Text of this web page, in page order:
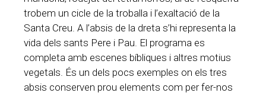
trobem un cicle de la troballa i l’exaltació de la
Santa Creu. A l’absis de la dreta s’hi representa la
vida dels sants Pere i Pau. El programa es
completa amb escenes bíbliques i altres motius
vegetals. És un dels pocs exemples on els tres
absis conserven prou elements com per fer-nos